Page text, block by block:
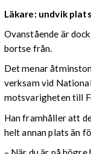
Läkare: undvik
Ovanstående är
bortse från.
Det menar
verksam vid
motsvarigheten till
Han framhåller att
helt annan plats än